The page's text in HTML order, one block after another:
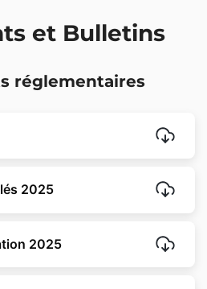
et Bulletins
réglementaires
2025
2025